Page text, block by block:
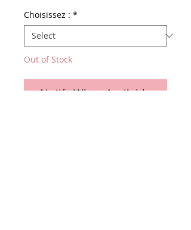
Choisissez : *
Out of Stock
Notify When Available